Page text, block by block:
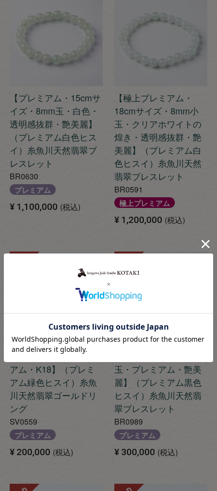
【プレミアム・15cmサ
イズ・8mm玉・白色・
透明感抜群・艶美麗】
（プレミアム白色ヒス
イ）糸魚川天然翡翠ブ
レスレット
BR0630
プレミアム
¥ 1,100,000 税込
【極上プレミアム・
18cmサイズ・8mm小
玉・クリアホワイトの
煌き・透明感抜群・艶
美麗】（プレミアム白
色ヒスイ）糸魚川天然
翡翠ブレスレット
BR0591
極上プレミアム
¥ 1,200,000 税込
【12号サイズ・プレミ
アム・K18】（プレミ
アム緑色ヒスイ）糸魚
川天然翡翠ゴールドリ
ング
SV0559
プレミアム
¥ 200,000 税込
玉・プレミアム・艶美
麗】（プレミアム黒色
ヒスイ）糸魚川天然翡
翠ブレスレット
BR0989
プレミアム
¥ 300,000 税込